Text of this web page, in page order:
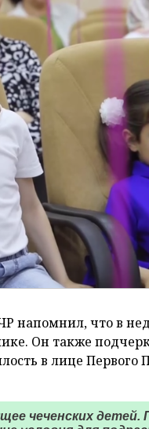
напомнил, что в
Он также
в лице Первого
чеченских детей.